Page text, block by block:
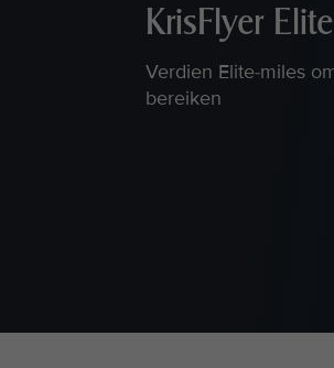
KrisFlyer
Verdien Elite-miles
bereiken